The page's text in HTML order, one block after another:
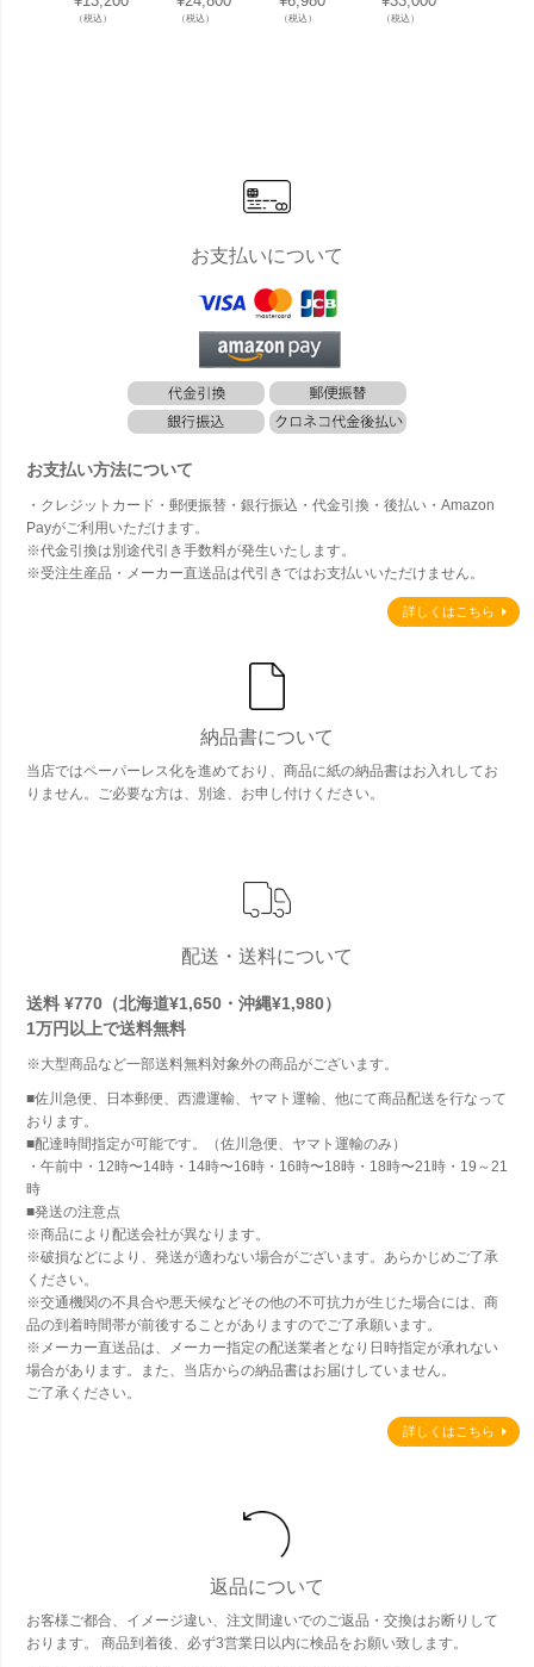
R） コンフ
ィ ガーデン
（税込）
R） パーセ
ルボックス
（税込）
「ケター
（KETER）
（税込）
ター （KET
ER） アイ
（税込）
お支払いについて
お支払い方法について
・クレジットカード・郵便振替・銀行振込・代金引換・後払い・Amazon
Payがご利用いただけます。
※代金引換は別途代引き手数料が発生いたします。
※受注生産品・メーカー直送品は代引きではお支払いいただけません。
詳しくはこちら
納品書について
当店ではペーパーレス化を進めており、商品に紙の納品書はお入れしてお
りません。ご必要な方は、別途、お申し付けください。
配送・送料について
送料 ¥770（北海道¥1,650・沖縄¥1,980）
1万円以上で送料無料
※大型商品など一部送料無料対象外の商品がございます。
■佐川急便、日本郵便、西濃運輸、ヤマト運輸、他にて商品配送を行なって
おります。
■配達時間指定が可能です。（佐川急便、ヤマト運輸のみ）
・午前中・12時〜14時・14時〜16時・16時〜18時・18時〜21時・19～21
時
■発送の注意点
※商品により配送会社が異なります。
※破損などにより、発送が適わない場合がございます。あらかじめご了承
ください。
※交通機関の不具合や悪天候などその他の不可抗力が生じた場合には、商
品の到着時間帯が前後することがありますのでご了承願います。
※メーカー直送品は、メーカー指定の配送業者となり日時指定が承れない
場合があります。また、当店からの納品書はお届けしていません。
ご了承ください。
詳しくはこちら
返品について
お客様ご都合、イメージ違い、注文間違いでのご返品・交換はお断りして
おります。 商品到着後、必ず3営業日以内に検品をお願い致します。